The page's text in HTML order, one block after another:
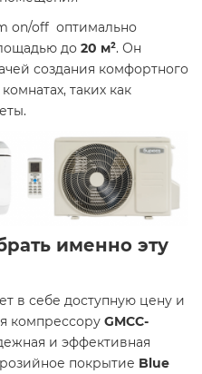
on/off оптимально
до 20 м². Он
создания комфортного
таких как
именно эту
в себе доступную цену и
компрессору GMCC-
и эффективная
покрытие Blue